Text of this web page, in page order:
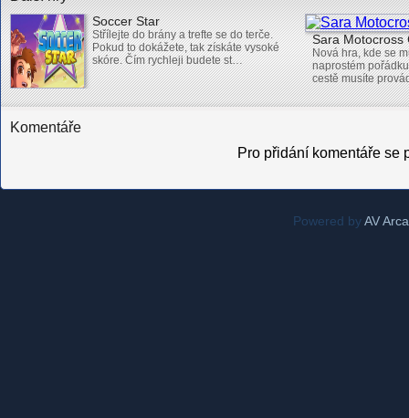
Soccer Star
Střílejte do brány a trefte se do terče.
Pokud to dokážete, tak získáte vysoké
skóre. Čím rychleji budete st…
Sara Motocross
Nová hra, kde se
naprostém
cestě musíte
Komentáře
Pro přidání komentáře se
Powered byAV